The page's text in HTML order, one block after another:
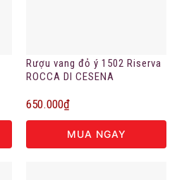
Rượu vang đỏ ý 1502 Riserva
ROCCA DI CESENA
650.000₫
MUA NGAY